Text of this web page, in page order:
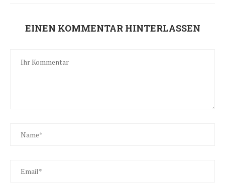
EINEN KOMMENTAR HINTERLASSEN